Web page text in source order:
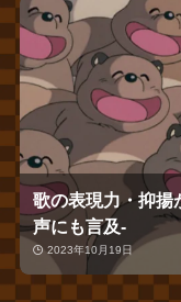
歌の表現力・抑揚
声にも言及‐
2023年10月19日